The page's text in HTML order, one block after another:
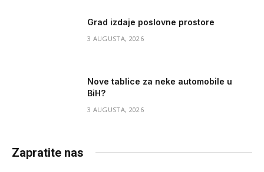
Grad izdaje poslovne prostore
3 AUGUSTA, 2026
Nove tablice za neke automobile u
BiH?
3 AUGUSTA, 2026
Zapratite nas